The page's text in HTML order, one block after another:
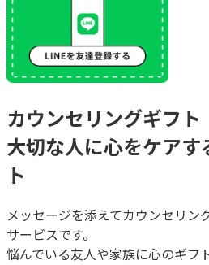
カウンセリングギフト
大切な人に心をケア
ト
メッセージを添えてカウンセリン
サービスです。
悩んでいる友人や家族に心のギフ